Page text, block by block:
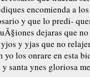
encomienda a
y que lo predi-
dejaras que
y yjas que no
yo los onrare en esta
santa ynes gloriosa